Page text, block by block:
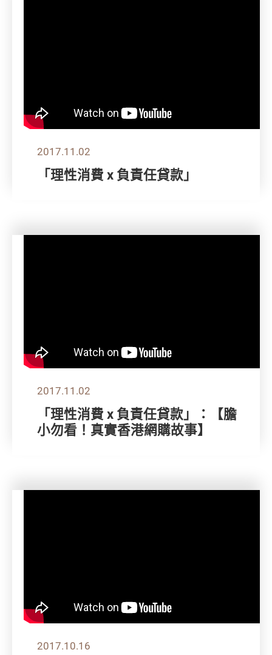
2017.11.02
「理性消費 x 負責任貸款」
2017.11.02
「理性消費 x 負責任貸款」：【膽
小勿看！真實香港網購故事】
2017.10.16